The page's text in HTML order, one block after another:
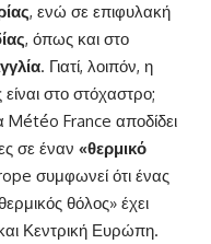
, ενώ σε επιφυλακή
, όπως και στο
. Γιατί, λοιπόν, η
στο στόχαστρο;
Météo France αποδίδει
σε έναν «θερμικό
συμφωνεί ότι ένας
θόλος» έχει
Κεντρική Ευρώπη.